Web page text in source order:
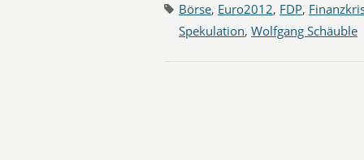
Börse, Euro2012, FDP,
Spekulation, Wolfgang Schäuble